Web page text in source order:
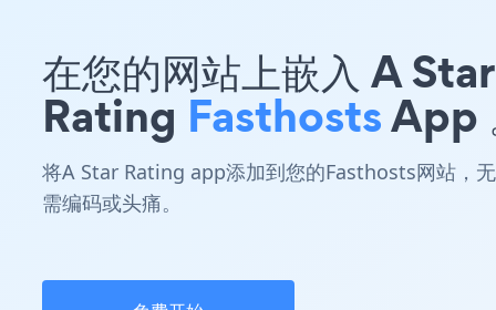
在您的网站上嵌入 A Star
Rating FasthostsApp
将A Star Rating app添加到您的Fasthosts网站，无
需编码或头痛。